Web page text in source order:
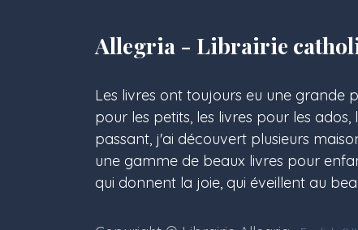
Allegria - Librairie
Les livres ont toujours eu une grande
pour les petits, les livres pour les
passant, j'ai découvert plusieurs
une gamme de beaux livres pour
qui donnent la joie, qui éveillent au